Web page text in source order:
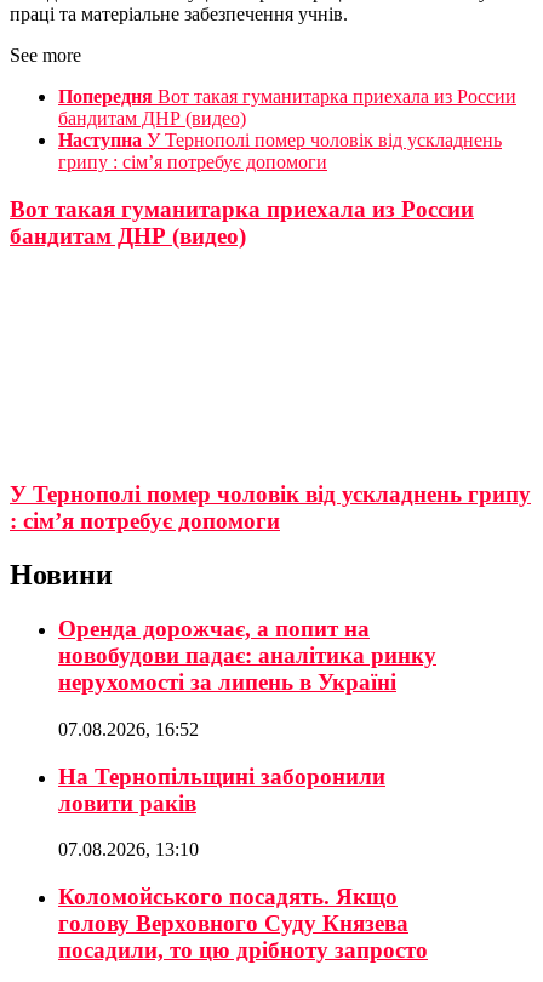
праці та матеріальне забезпечення учнів.
See more
Попередня Вот такая гуманитарка приехала из России
бандитам ДНР (видео)
Наступна У Тернополі помер чоловік від ускладнень
грипу : сім’я потребує допомоги
Вот такая гуманитарка приехала из России
бандитам ДНР (видео)
У Тернополі помер чоловік від ускладнень грипу
: сім’я потребує допомоги
Новини
Оренда дорожчає, а попит на
новобудови падає: аналітика ринку
нерухомості за липень в Україні
07.08.2026, 16:52
На Тернопільщині заборонили
ловити раків
07.08.2026, 13:10
Коломойського посадять. Якщо
голову Верховного Суду Князева
посадили, то цю дрібноту запросто